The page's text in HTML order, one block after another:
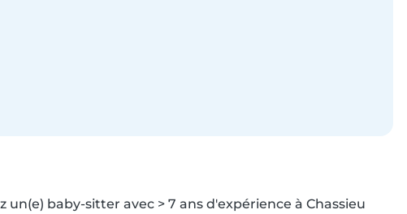
un(e) baby-sitter avec > 7 ans d'expérience à Chassieu